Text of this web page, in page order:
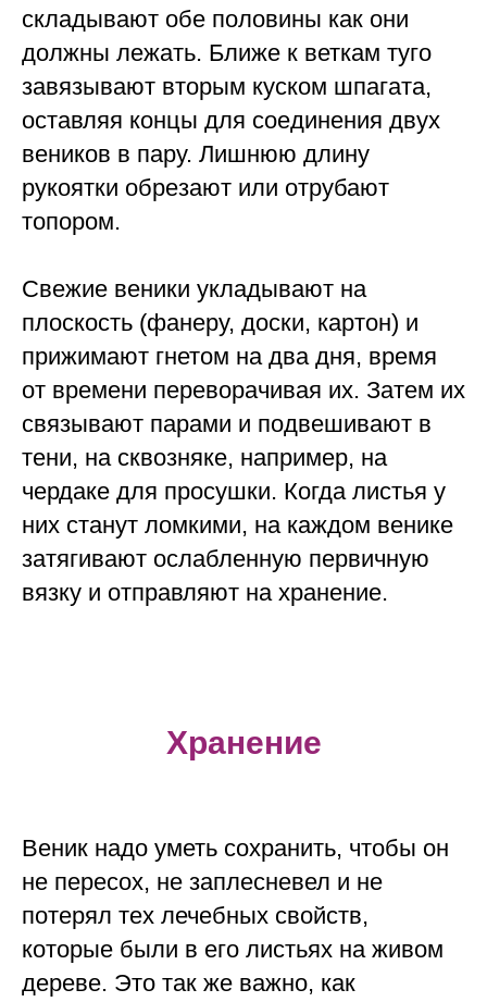
складывают обе половины как они
должны лежать. Ближе к веткам туго
завязывают вторым куском шпагата,
оставляя концы для соединения двух
веников в пару. Лишнюю длину
рукоятки обрезают или отрубают
топором.
Свежие веники укладывают на
плоскость (фанеру, доски, картон) и
прижимают гнетом на два дня, время
от времени переворачивая их. Затем их
связывают парами и подвешивают в
тени, на сквозняке, например, на
чердаке для просушки. Когда листья у
них станут ломкими, на каждом венике
затягивают ослабленную первичную
вязку и отправляют на хранение.
Хранение
Веник надо уметь сохранить, чтобы он
не пересох, не заплесневел и не
потерял тех лечебных свойств,
которые были в его листьях на живом
дереве. Это так же важно, как